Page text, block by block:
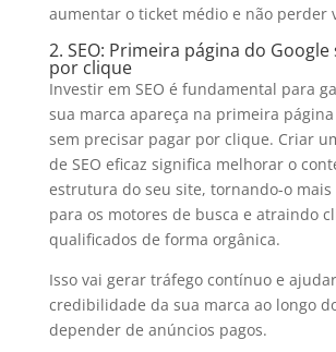
aumentar o ticket médio e não perder
2. SEO: Primeira página do
por clique
Investir em SEO é fundamental para
sua marca apareça na primeira página
sem precisar pagar por clique. Criar
de SEO eficaz significa melhorar o
estrutura do seu site, tornando-o mais
para os motores de busca e atraindo
qualificados de forma orgânica.
Isso vai gerar tráfego contínuo e
credibilidade da sua marca ao longo
depender de anúncios pagos.